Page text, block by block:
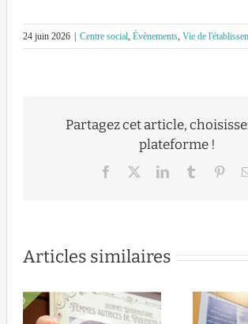
24 juin 2026 Centre social, Évènements, Vie de
Partagez cet article,
plateforme !
Facebook LinkedInTumblr
Articles similaires